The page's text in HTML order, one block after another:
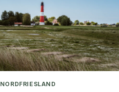
NORDFRIESLAND